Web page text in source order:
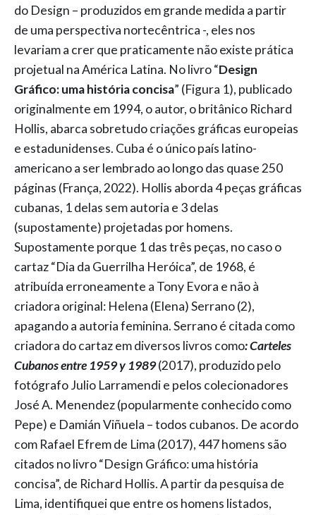
do Design – produzidos em grande medida a partir
de uma perspectiva nortecêntrica -, eles nos
levariam a crer que praticamente não existe prática
projetual na América Latina. No livro “Design
Gráfico: uma história concisa” (Figura 1), publicado
originalmente em 1994, o autor, o britânico Richard
Hollis, abarca sobretudo criações gráficas europeias
e estadunidenses. Cuba é o único país latino-
americano a ser lembrado ao longo das quase 250
páginas (França, 2022). Hollis aborda 4 peças gráficas
cubanas, 1 delas sem autoria e 3 delas
(supostamente) projetadas por homens.
Supostamente porque 1 das três peças, no caso o
cartaz “Dia da Guerrilha Heróica”, de 1968, é
atribuída erroneamente a Tony Evora e não à
criadora original: Helena (Elena) Serrano (2),
apagando a autoria feminina. Serrano é citada como
criadora do cartaz em diversos livros como: Carteles
Cubanos entre 1959 y 1989(2017), produzido pelo
fotógrafo Julio Larramendi e pelos colecionadores
José A. Menendez (popularmente conhecido como
Pepe) e Damián Viñuela – todos cubanos. De acordo
com Rafael Efrem de Lima (2017), 447 homens são
citados no livro “Design Gráfico: uma história
concisa”, de Richard Hollis. A partir da pesquisa de
Lima, identifiquei que entre os homens listados,